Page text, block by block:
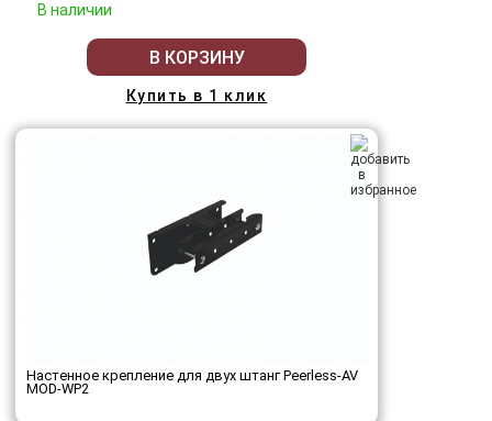
В наличии
В КОРЗИНУ
Купить в 1 клик
Настенное крепление для двух штанг Peerless-AV
MOD-WP2